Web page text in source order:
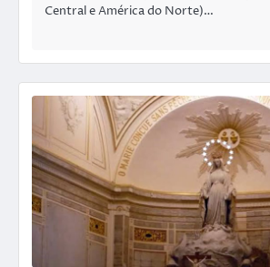
Central e América do Norte)…